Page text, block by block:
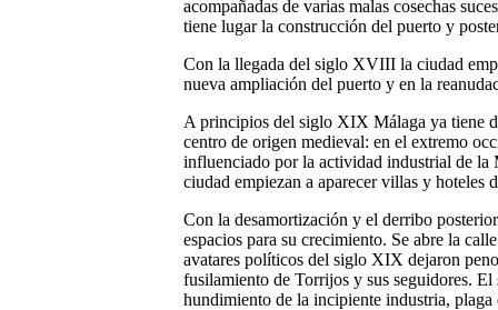
acompañadas de varias malas cosechas
tiene lugar la construcción del puerto y
Con la llegada del siglo XVIII la ciudad
nueva ampliación del puerto y en la
A principios del siglo XIX Málaga ya tiene
centro de origen medieval: en el extremo
influenciado por la actividad industrial de la
ciudad empiezan a aparecer villas y hoteles
Con la desamortización y el derribo
espacios para su crecimiento. Se abre la
avatares políticos del siglo XIX dejaron
fusilamiento de Torrijos y sus seguidores.
hundimiento de la incipiente industria,